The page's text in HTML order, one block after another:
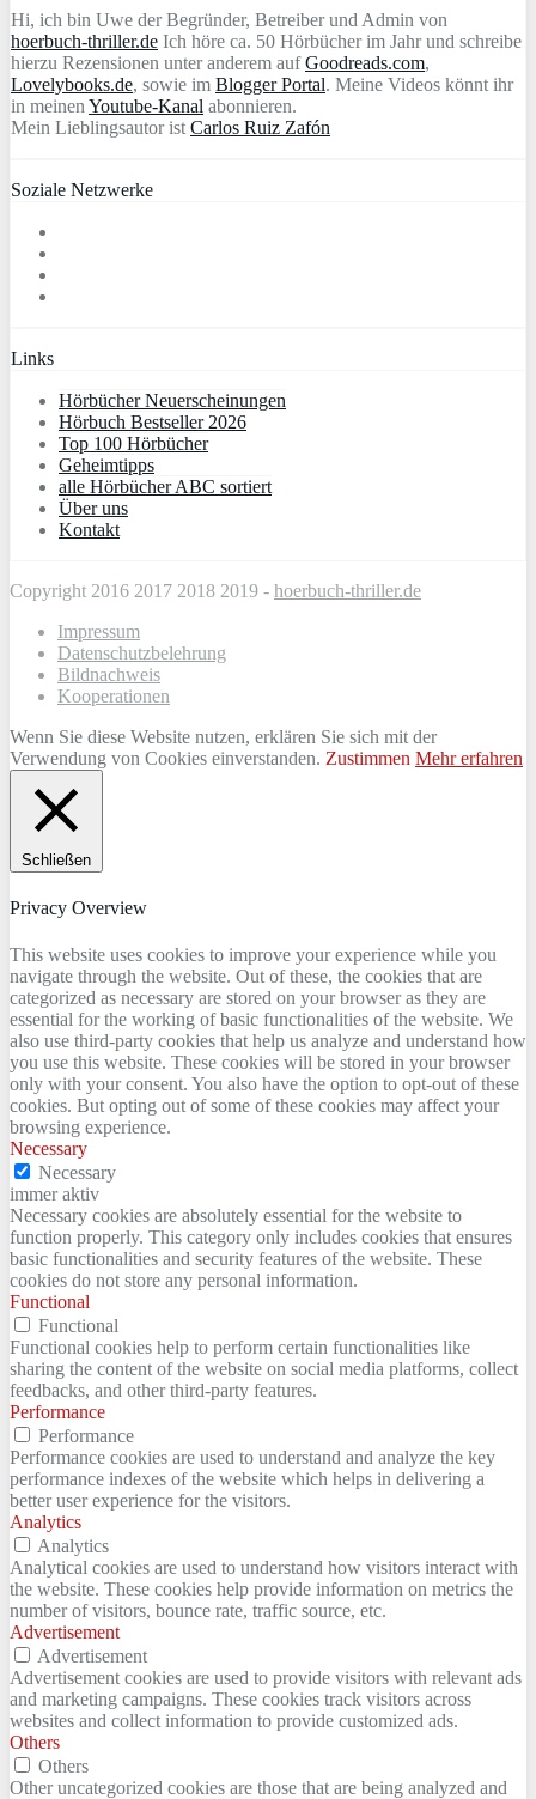
Hi, ich bin Uwe der Begründer, Betreiber und Admin von
hoerbuch-thriller.de Ich höre ca. 50 Hörbücher im Jahr und schreibe
hierzu Rezensionen unter anderem aufGoodreads.com,
Lovelybooks.de, sowie im Blogger Portal. Meine Videos könnt ihr
in meinen Youtube-Kanal abonnieren.
Mein Lieblingsautor ist Carlos Ruiz Zafón
Soziale Netzwerke
Links
Hörbücher Neuerscheinungen
Hörbuch Bestseller 2026
Top 100 Hörbücher
Geheimtipps
alle Hörbücher ABC sortiert
Über uns
Kontakt
Copyright 2016 2017 2018 2019 - hoerbuch-thriller.de
Impressum
Datenschutzbelehrung
Bildnachweis
Kooperationen
Wenn Sie diese Website nutzen, erklären Sie sich mit der
Verwendung von Cookies einverstanden. Zustimmen Mehr erfahren
Schließen
Privacy Overview
This website uses cookies to improve your experience while you
navigate through the website. Out of these, the cookies that are
categorized as necessary are stored on your browser as they are
essential for the working of basic functionalities of the website. We
also use third-party cookies that help us analyze and understand how
you use this website. These cookies will be stored in your browser
only with your consent. You also have the option to opt-out of these
cookies. But opting out of some of these cookies may affect your
browsing experience.
Necessary
Necessary
immer aktiv
Necessary cookies are absolutely essential for the website to
function properly. This category only includes cookies that ensures
basic functionalities and security features of the website. These
cookies do not store any personal information.
Functional
Functional
Functional cookies help to perform certain functionalities like
sharing the content of the website on social media platforms, collect
feedbacks, and other third-party features.
Performance
Performance
Performance cookies are used to understand and analyze the key
performance indexes of the website which helps in delivering a
better user experience for the visitors.
Analytics
Analytics
Analytical cookies are used to understand how visitors interact with
the website. These cookies help provide information on metrics the
number of visitors, bounce rate, traffic source, etc.
Advertisement
Advertisement
Advertisement cookies are used to provide visitors with relevant ads
and marketing campaigns. These cookies track visitors across
websites and collect information to provide customized ads.
Others
Others
Other uncategorized cookies are those that are being analyzed and